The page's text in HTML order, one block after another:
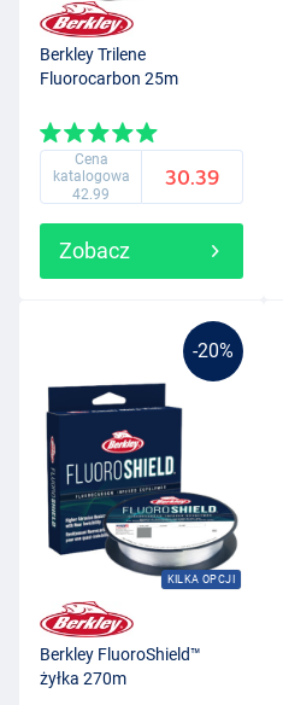
Berkley Trilene
Fluorocarbon 25m
Cena
katalogowa
42.99
30.39
Zobacz
-20%
KILKA OPCJI
Berkley FluoroShield™
żyłka 270m